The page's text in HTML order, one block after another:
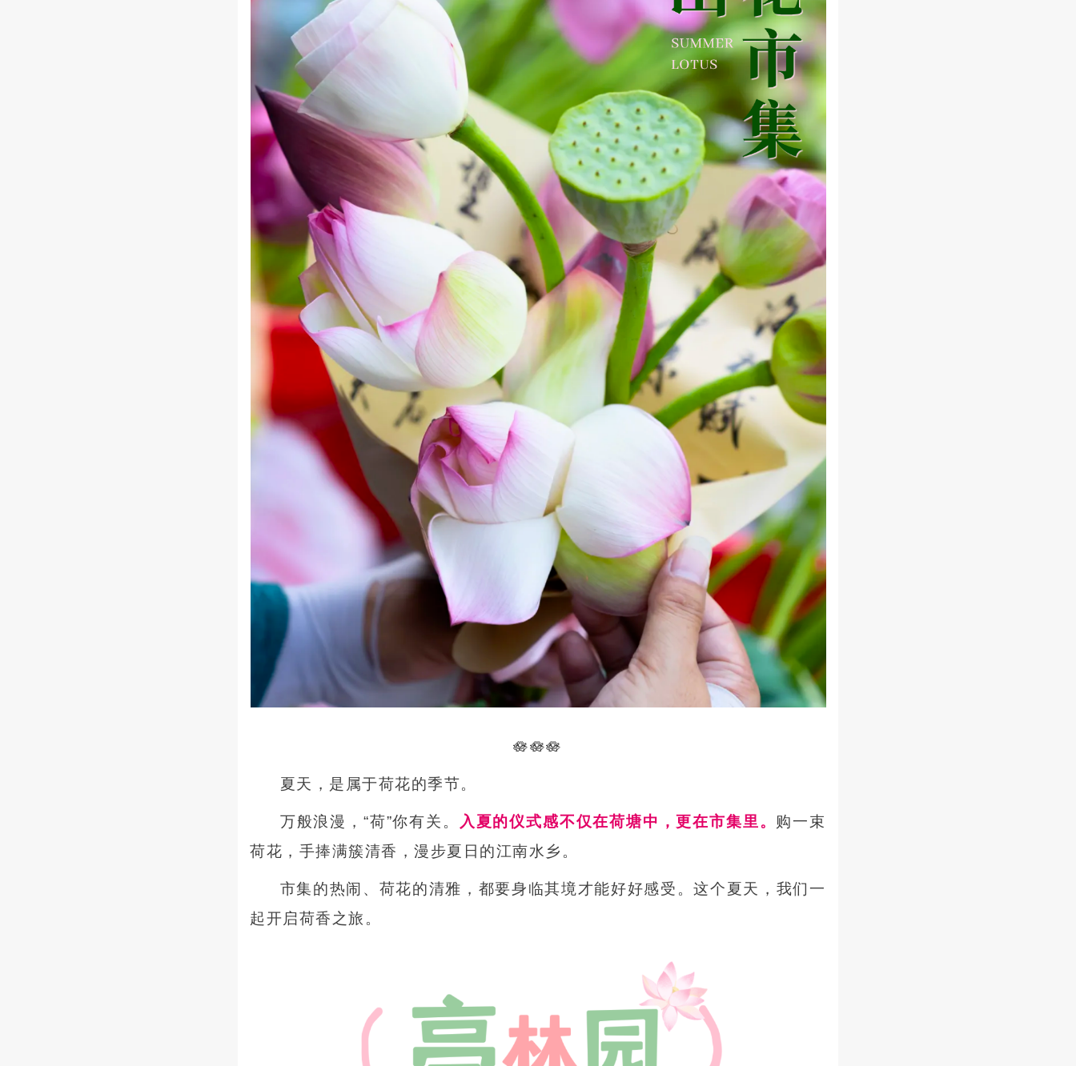
🪷🪷🪷
夏天，是属于荷花的季节。
万般浪漫，“荷”你有关。 入夏的仪式感不仅在荷塘中，更在市集里。 购一束
荷花，手捧满簇清香，漫步夏日的江南水乡。
市集的热闹、荷花的清雅，都要身临其境才能好好感受。这个夏天，我们一
起开启荷香之旅。